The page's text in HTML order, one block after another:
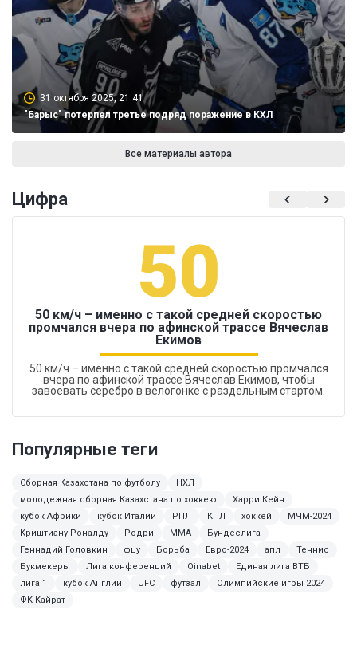
31 октября 2025, 21:41
"Барыс" потерпел третье подряд поражение в КХЛ
Все материалы автора
Цифра
50
50 км/ч – именно с такой средней скоростью
промчался вчера по афинской трассе Вячеслав
Екимов
50 км/ч – именно с такой средней скоростью промчался
вчера по афинской трассе Вячеслав Екимов, чтобы
завоевать серебро в велогонке с раздельным стартом.
Популярные теги
Сборная Казахстана по футболу
НХЛ
молодежная сборная Казахстана по хоккею
Харри Кейн
кубок Африки
кубок Италии РПЛ КПЛ хоккей
МЧМ-2024
Криштиану Роналду
Родри ММА
Бундеслига
Геннадий Головкин
фцу Борьба Евро-2024 апл
Теннис
Букмекеры
Лига конференций Oinabet
Единая лига ВТБ
лига 1
кубок Англии UFC футзал
Олимпийские игры 2024
ФК Кайрат